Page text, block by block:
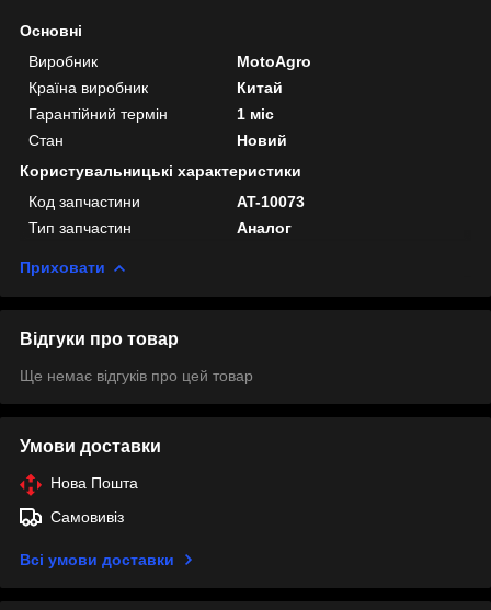
Основні
Виробник
MotoAgro
Країна виробник
Китай
Гарантійний термін
1 міс
Стан
Новий
Користувальницькі характеристики
Код запчастини
AT-10073
Тип запчастин
Аналог
Приховати
Відгуки про товар
Ще немає відгуків про цей товар
Умови доставки
Нова Пошта
Самовивіз
Всі умови доставки